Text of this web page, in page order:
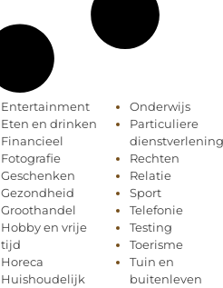
Entertainment
Eten en drinken
Financieel
Fotografie
Geschenken
Gezondheid
Groothandel
Hobby en vrije
tijd
Horeca
Huishoudelijk
Onderwijs
Particuliere
dienstverlening
Rechten
Relatie
Sport
Telefonie
Testing
Toerisme
Tuin en
buitenleven